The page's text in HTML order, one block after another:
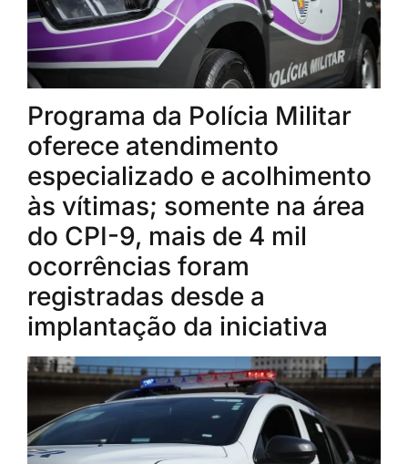
Programa da Polícia Militar
oferece atendimento
especializado e acolhimento
às vítimas; somente na área
do CPI-9, mais de 4 mil
ocorrências foram
registradas desde a
implantação da iniciativa